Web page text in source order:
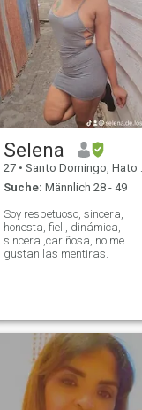
Selena
27 • Santo Domingo, Hato Mayor, Dom. Rep.
Suche: Männlich 28 - 49
Soy respetuoso, sincera,
honesta, fiel , dinámica,
sincera ,cariñosa, no me
gustan las mentiras.